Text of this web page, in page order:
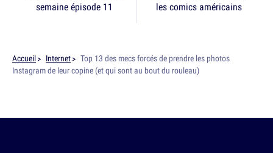
semaine épisode 11
les comics américains
Accueil Internet
Top 13 des mecs forcés de prendre les photos
Instagram de leur copine (et qui sont au bout du rouleau)